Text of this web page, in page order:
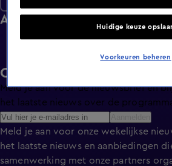
Afleveringen
Ontvang de KIJK-
Meld je aan voor de nieuwsbrief en
het laatste nieuws over de
Meld je aan voor onze wekelijkse
het laatste nieuws en aanbiedingen
samenwerking met onze partners
Huidige keuze
Voorkeuren beheren